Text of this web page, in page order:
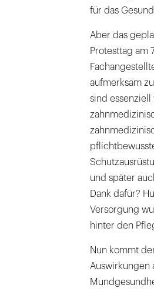
für das
Aber das
Protesttag am
aufmerksam
sind
und später
Dank dafür?
Versorgung
hinter den
Nun kommt
Auswirkungen